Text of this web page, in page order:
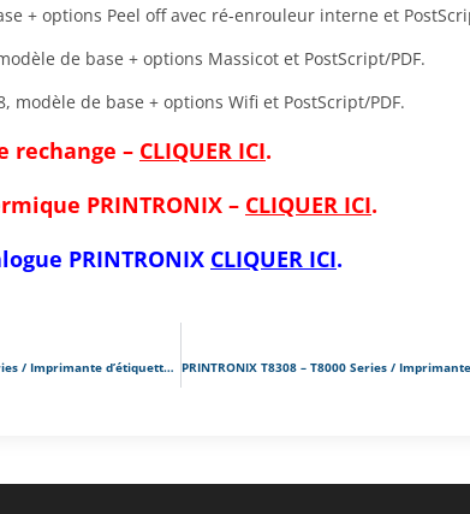
+ options Peel off avec ré-enrouleur interne et
de base + options Massicot et PostScript/PDF.
modèle de base + options Wifi et PostScript/PDF.
rechange – CLIQUER ICI.
PRINTRONIX – CLIQUER ICI.
PRINTRONIX CLIQUER ICI.
PRINTRONIX T8306 – T8000 Series / Imprimante d’étiquettes industrielle hautes performances